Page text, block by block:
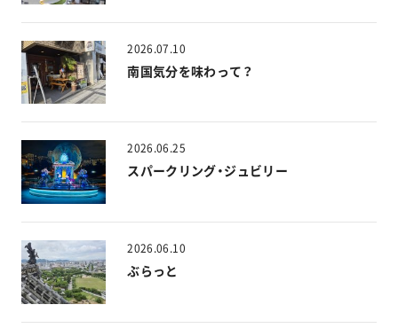
2026.07.10
南国気分を味わって？
2026.06.25
スパークリング・ジュビリー
2026.06.10
ぶらっと